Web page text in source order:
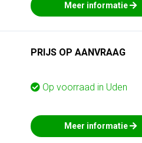
Meer informatie
PRIJS OP AANVRAAG
Op voorraad in Uden
Meer informatie